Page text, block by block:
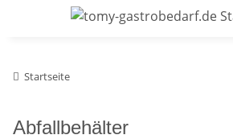
Startseite
Abfallbehälter